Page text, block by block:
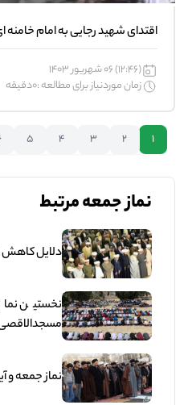
اقتدای شهید رجایی به امام خامنه
(12:46) 06 شهریور 1403
زمان موردنیاز برای مطالعه :0دقیقه
1
2
3
4
5
نماز جمعه مرتبط
دلایل کاهش
نخستین
نماز جمعه و